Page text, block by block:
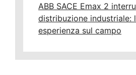
ABB SACE Emax 2
distribuzione industriale:
esperienza sul campo